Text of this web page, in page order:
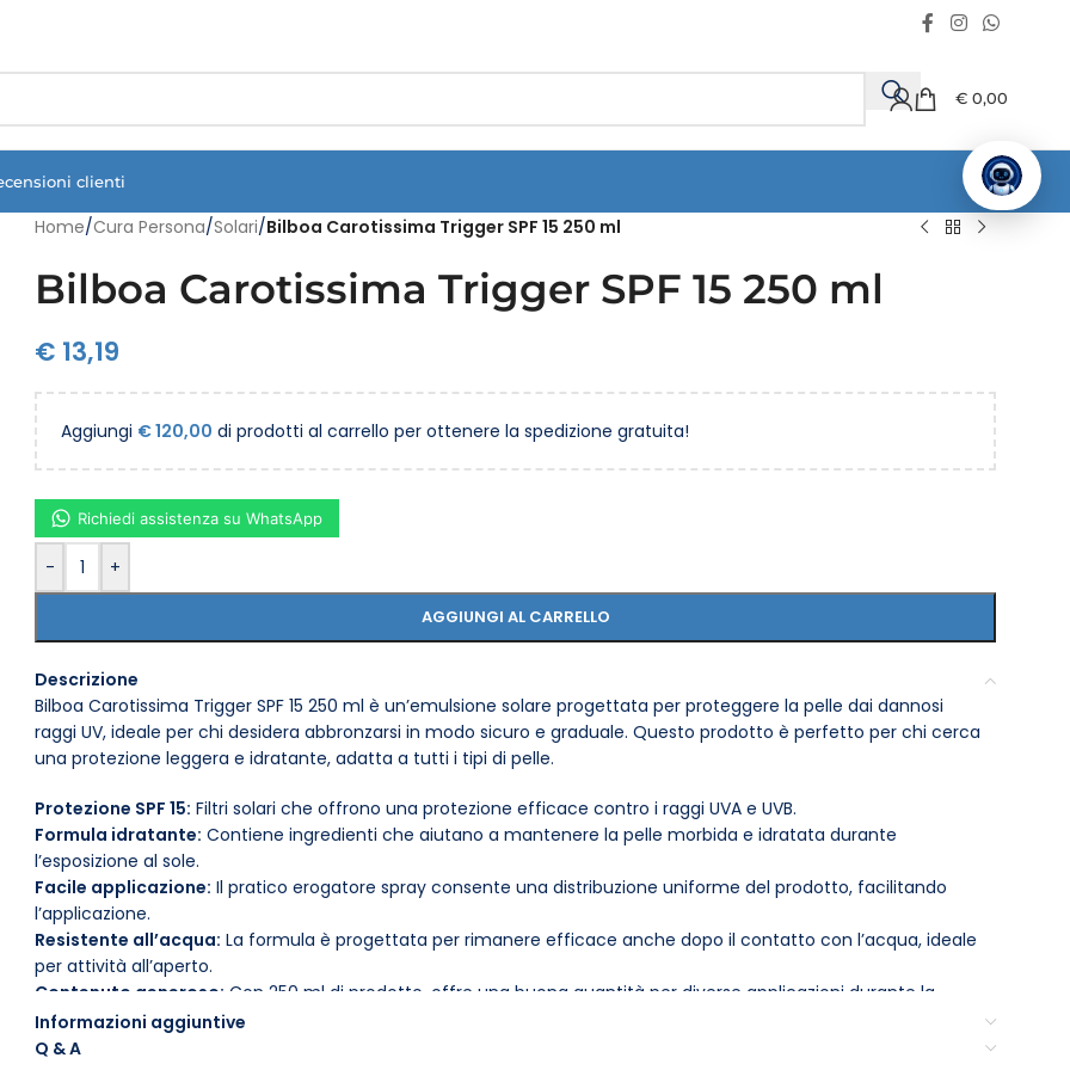
€ 0,00
clienti
Home/Cura Persona/Solari/Bilboa Carotissima Trigger SPF 15 250 ml
Bilboa Carotissima Trigger SPF 15 250 ml
€ 13,19
Aggiungi €120,00 di prodotti al carrello per ottenere la spedizione gratuita!
- +
AGGIUNGI AL CARRELLO
Richiedi assistenza su WhatsApp
Descrizione
Bilboa Carotissima Trigger SPF 15 250 ml è un’emulsione solare progettata per proteggere la pelle dai dannosi
raggi UV, ideale per chi desidera abbronzarsi in modo sicuro e graduale. Questo prodotto è perfetto per chi cerca
una protezione leggera e idratante, adatta a tutti i tipi di pelle.
Protezione SPF 15: Filtri solari che offrono una protezione efficace contro i raggi UVA e UVB.
Formula idratante: Contiene ingredienti che aiutano a mantenere la pelle morbida e idratata durante
l’esposizione al sole.
Facile applicazione: Il pratico erogatore spray consente una distribuzione uniforme del prodotto, facilitando
l’applicazione.
Resistente all’acqua: La formula è progettata per rimanere efficace anche dopo il contatto con l’acqua, ideale
per attività all’aperto.
Contenuto generoso: Con 250 ml di prodotto, offre una buona quantità per diverse applicazioni durante la
stagione estiva.
Ingredienti naturali:
Informazioni aggiuntive
Q & A